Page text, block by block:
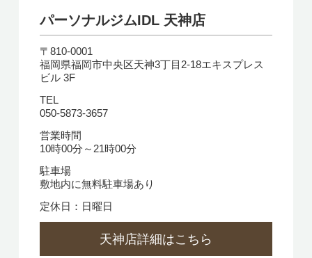
パーソナルジムIDL 天神店
〒810-0001
福岡県福岡市中央区天神3丁目2-18エキスプレス
ビル 3F
TEL
050-5873-3657
営業時間
10時00分～21時00分
駐車場
敷地内に無料駐車場あり
定休日：日曜日
天神店詳細はこちら